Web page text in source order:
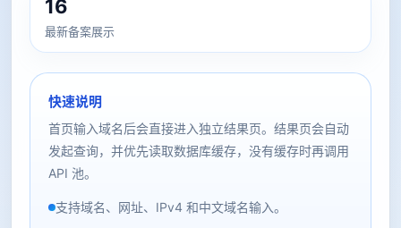
16
最新备案展示
快速说明
首页输入域名后会直接进入独立结果页。结果页会自动
发起查询，并优先读取数据库缓存，没有缓存时再调用
API 池。
支持域名、网址、IPv4 和中文域名输入。